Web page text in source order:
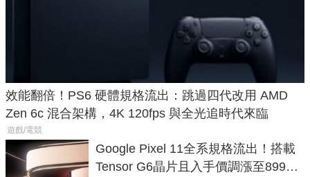
效能翻倍！PS6 硬體規格流出：跳過四代改用 AMD
Zen 6c 混合架構，4K 120fps 與全光追時代來臨
遊戲/電競
Google Pixel 11全系規格流出！搭載
Tensor G6晶片且入手價調漲至899美